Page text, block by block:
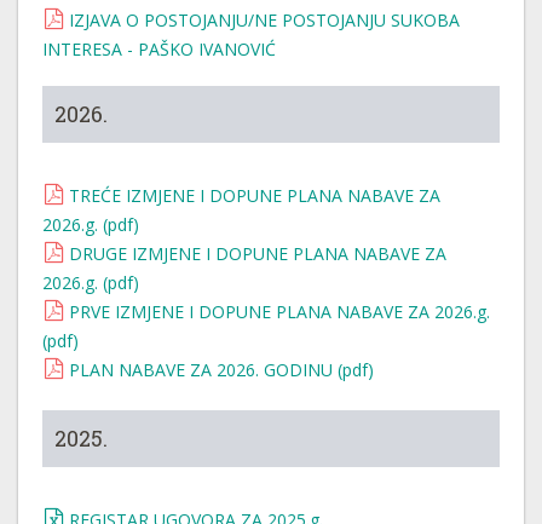
IZJAVA O POSTOJANJU/NE POSTOJANJU SUKOBA
INTERESA - PAŠKO IVANOVIĆ
2026.
TREĆE IZMJENE I DOPUNE PLANA NABAVE ZA
2026.g. (pdf)
DRUGE IZMJENE I DOPUNE PLANA NABAVE ZA
2026.g. (pdf)
PRVE IZMJENE I DOPUNE PLANA NABAVE ZA 2026.g.
(pdf)
PLAN NABAVE ZA 2026. GODINU (pdf)
2025.